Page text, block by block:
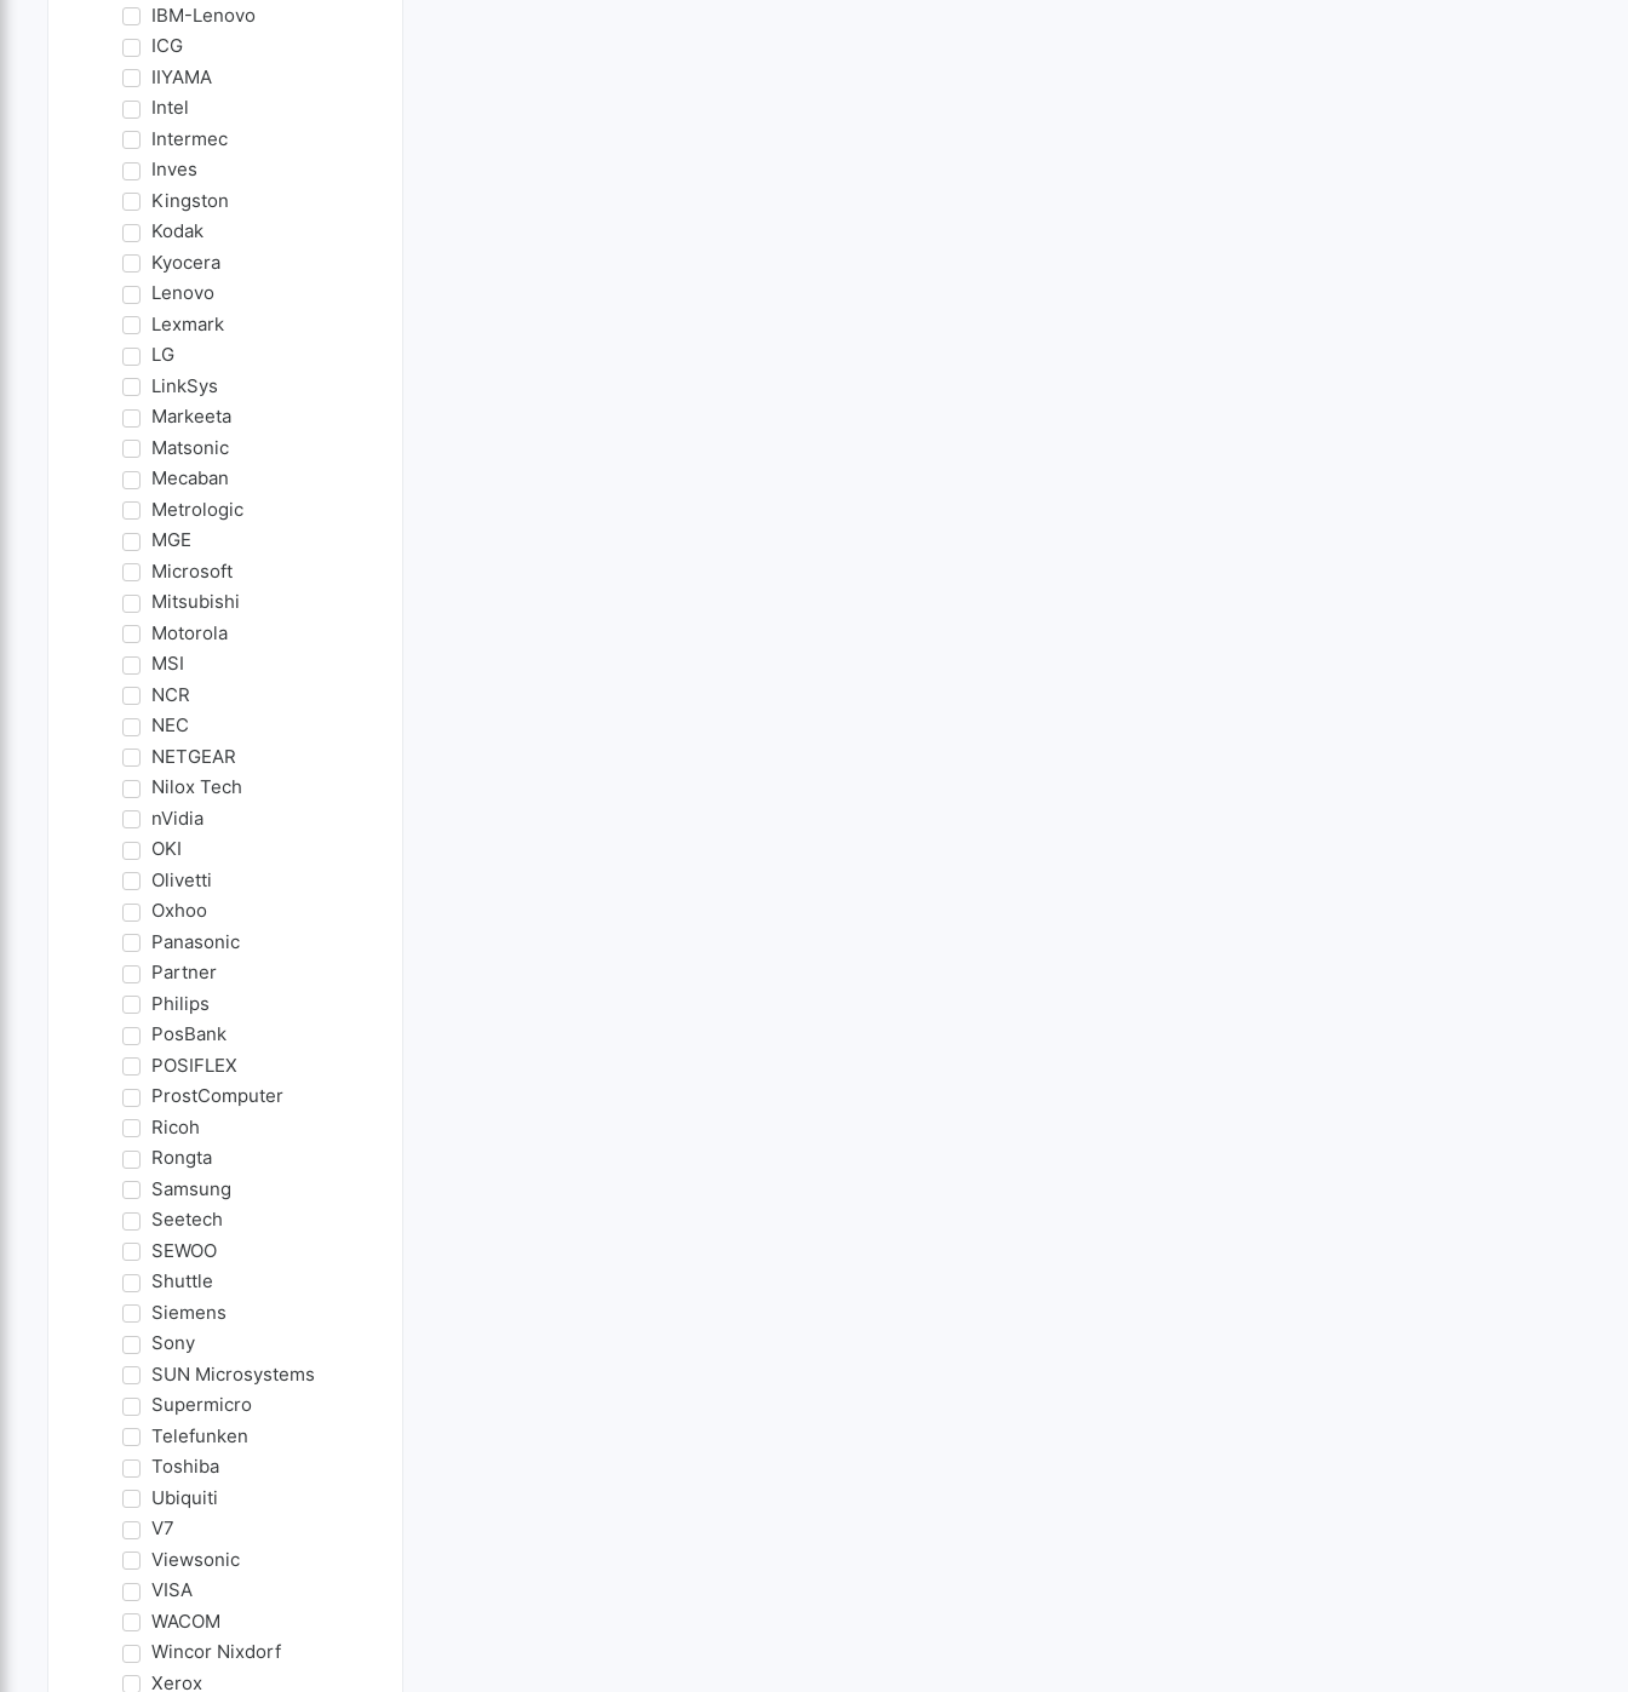
IBM-Lenovo
ICG
IIYAMA
Intel
Intermec
Inves
Kingston
Kodak
Kyocera
Lenovo
Lexmark
LG
LinkSys
Markeeta
Matsonic
Mecaban
Metrologic
MGE
Microsoft
Mitsubishi
Motorola
MSI
NCR
NEC
NETGEAR
Nilox Tech
nVidia
OKI
Olivetti
Oxhoo
Panasonic
Partner
Philips
PosBank
POSIFLEX
ProstComputer
Ricoh
Rongta
Samsung
Seetech
SEWOO
Shuttle
Siemens
Sony
SUN Microsystems
Supermicro
Telefunken
Toshiba
Ubiquiti
V7
Viewsonic
VISA
WACOM
Wincor Nixdorf
Xerox